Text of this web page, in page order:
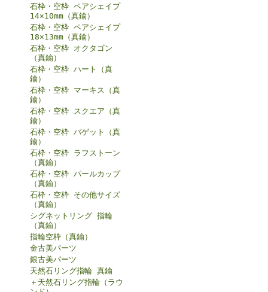
石枠・空枠 ペアシェイプ
14×10mm（真鍮）
石枠・空枠 ペアシェイプ
18×13mm（真鍮）
石枠・空枠 オクタゴン
（真鍮）
石枠・空枠 ハート（真
鍮）
石枠・空枠 マーキス（真
鍮）
石枠・空枠 スクエア（真
鍮）
石枠・空枠 バゲット（真
鍮）
石枠・空枠 ラフストーン
（真鍮）
石枠・空枠 パールカップ
（真鍮）
石枠・空枠 その他サイズ
（真鍮）
シグネットリング 指輪
（真鍮）
指輪空枠（真鍮）
金古美パーツ
銀古美パーツ
天然石リング指輪 真鍮
＋天然石リング指輪（ラウ